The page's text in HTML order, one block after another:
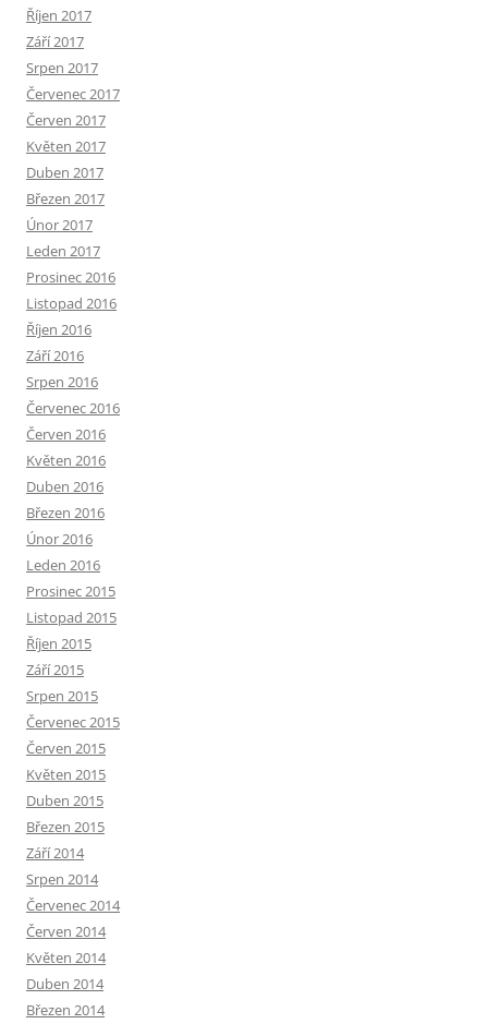
Říjen 2017
Září 2017
Srpen 2017
Červenec 2017
Červen 2017
Květen 2017
Duben 2017
Březen 2017
Únor 2017
Leden 2017
Prosinec 2016
Listopad 2016
Říjen 2016
Září 2016
Srpen 2016
Červenec 2016
Červen 2016
Květen 2016
Duben 2016
Březen 2016
Únor 2016
Leden 2016
Prosinec 2015
Listopad 2015
Říjen 2015
Září 2015
Srpen 2015
Červenec 2015
Červen 2015
Květen 2015
Duben 2015
Březen 2015
Září 2014
Srpen 2014
Červenec 2014
Červen 2014
Květen 2014
Duben 2014
Březen 2014